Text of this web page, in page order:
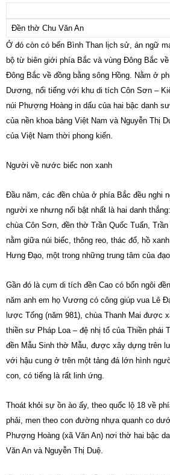
Đền thờ Chu Văn An
Ở đó còn có bến Bình Than lịch sử, án ngữ
bộ từ biên giới phía Bắc và vùng Đông Bắc
Đông Bắc về đồng bằng sông Hồng. Nằm ở
Dương, nổi tiếng với khu di tích Côn Sơn –
núi Phượng Hoàng in dấu của hai bậc danh
của nền khoa bảng Việt Nam và Nguyễn Thị
của Việt Nam thời phong kiến.
Người về nước biếc non xanh
Đầu năm, các đền chùa ở phía Bắc đều nghi
người xe nhưng nổi bật nhất là hai danh
chùa Côn Sơn, đền thờ Trần Quốc Tuấn,
nằm giữa núi biếc, thông reo, thác đổ, hồ
Hưng Đạo, một trong những trung tâm của
Gần đó là cụm di tích đền Cao có bốn ngôi
năm anh em họ Vương có công giúp vua Lê
lược Tống (năm 981), chùa Thanh Mai được
thiền sư Pháp Loa – đệ nhị tổ của Thiền phái
đền Mẫu Sinh thờ Mẫu, được xây dựng trên
với hậu cung ở trên một tảng đá lớn hình
con, có tiếng là rất linh ứng.
Thoát khỏi sự ồn ào ấy, theo quốc lộ 18 về
phải, men theo con đường nhựa quanh co
Phượng Hoàng (xã Văn An) nơi thờ hai bậc
Văn An và Nguyễn Thị Duệ.